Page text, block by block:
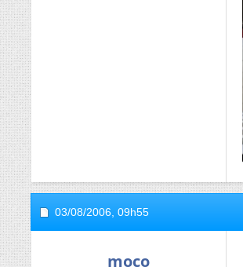
03/08/2006, 09h55
moco